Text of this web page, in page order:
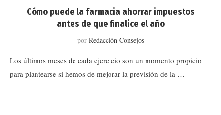
Cómo puede la farmacia ahorrar impuestos
antes de que finalice el año
por Redacción Consejos
Los últimos meses de cada ejercicio son un momento propicio
para plantearse si hemos de mejorar la previsión de la …